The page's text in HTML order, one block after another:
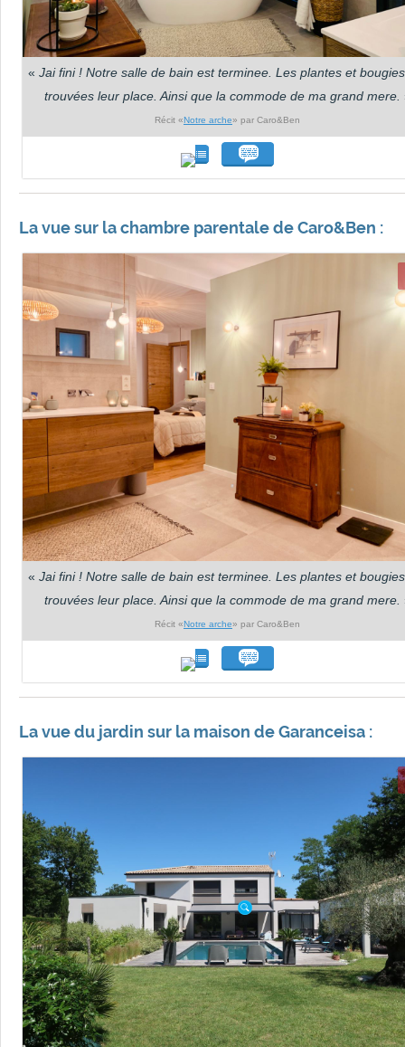
« Jai fini ! Notre salle de bain est terminee. Les plantes et
trouvées leur place. Ainsi que la commode de ma grand mere.
Récit «Notre arche» par Caro&Ben
La vue sur la chambre parentale de Caro&Ben :
« Jai fini ! Notre salle de bain est terminee. Les plantes et
trouvées leur place. Ainsi que la commode de ma grand mere.
Récit «Notre arche» par Caro&Ben
La vue du jardin sur la maison de Garanceisa :